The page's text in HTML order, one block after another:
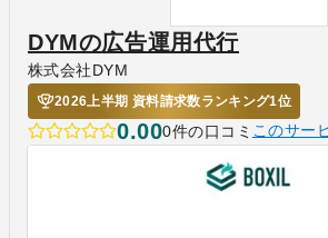
DYMの広告運用代行
株式会社DYM
2026上半期 資料請求数ランキング1位
0.000件の口コミ このサー